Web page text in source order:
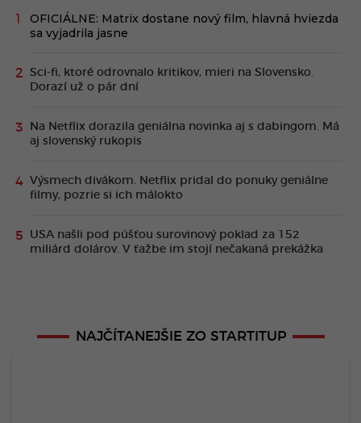
OFICIÁLNE: Matrix dostane nový film, hlavná hviezda
sa vyjadrila jasne
Sci-fi, ktoré odrovnalo kritikov, mieri na Slovensko.
Dorazí už o pár dní
Na Netflix dorazila geniálna novinka aj s dabingom. Má
aj slovenský rukopis
Výsmech divákom. Netflix pridal do ponuky geniálne
filmy, pozrie si ich málokto
USA našli pod púšťou surovinový poklad za 152
miliárd dolárov. V ťažbe im stojí nečakaná prekážka
NAJČÍTANEJŠIE ZO STARTITUP